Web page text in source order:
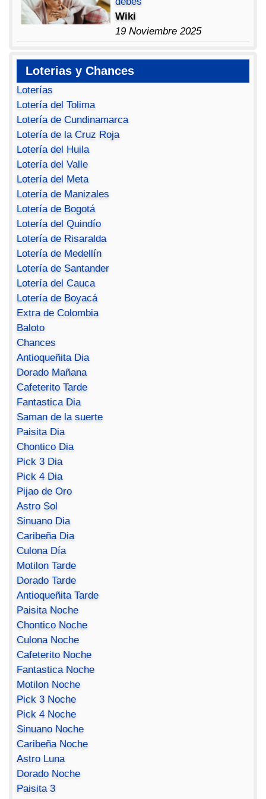
Wiki
19 Noviembre 2025
Loterias y Chances
Loterías
Lotería del Tolima
Lotería de Cundinamarca
Lotería de la Cruz Roja
Lotería del Huila
Lotería del Valle
Lotería del Meta
Lotería de Manizales
Lotería de Bogotá
Lotería del Quindío
Lotería de Risaralda
Lotería de Medellín
Lotería de Santander
Lotería del Cauca
Lotería de Boyacá
Extra de Colombia
Baloto
Chances
Antioqueñita Dia
Dorado Mañana
Cafeterito Tarde
Fantastica Dia
Saman de la suerte
Paisita Dia
Chontico Dia
Pick 3 Dia
Pick 4 Dia
Pijao de Oro
Astro Sol
Sinuano Dia
Caribeña Dia
Culona Día
Motilon Tarde
Dorado Tarde
Antioqueñita Tarde
Paisita Noche
Chontico Noche
Culona Noche
Cafeterito Noche
Fantastica Noche
Motilon Noche
Pick 3 Noche
Pick 4 Noche
Sinuano Noche
Caribeña Noche
Astro Luna
Dorado Noche
Paisita 3